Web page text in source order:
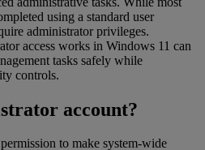
using a standard user
administrator privileges.
access works in Windows 11 can
tasks safely while
controls.
account?
to make system-wide